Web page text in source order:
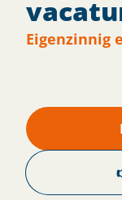
Eigenzinnig